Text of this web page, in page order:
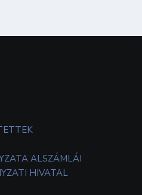
ALSZÁMLÁI
HIVATAL